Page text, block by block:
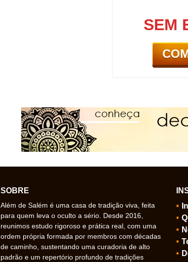
SEM
SOBRE
Além de Salém é uma casa de tradição viva, feita
para quem leva o oculto a sério. Desde 2016,
reunimos estudo rigoroso e prática real, com uma
ordem própria formada por membros com décadas
de caminho, sustentando uma curadoria de alto
padrão e um repertório profundo de tradições